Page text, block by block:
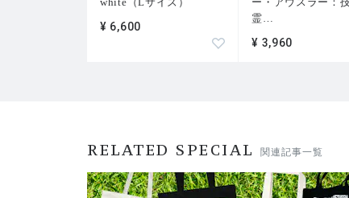
¥ 6,600
霊
¥ 3,960
RELATED SPECIAL 関連記事一覧